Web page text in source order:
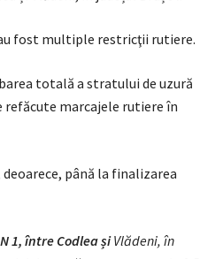
fost multiple restricţii rutiere.
totală a stratului de uzură
refăcute marcajele rutiere în
până la finalizarea
1, între Codlea șiVlădeni, în